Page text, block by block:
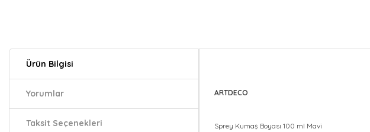
Ürün Bilgisi
Yorumlar
Taksit Seçenekleri
ARTDECO
Sprey Kumaş Boyası 100 ml Mavi